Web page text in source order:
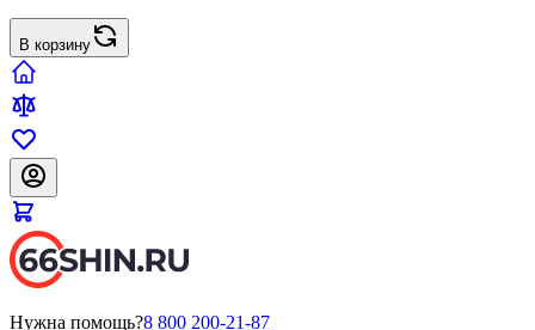
В корзину
Нужна помощь?8 800 200-21-87